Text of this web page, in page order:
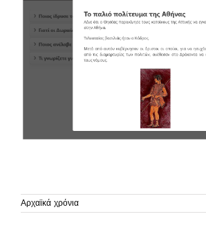
Αρχαϊκά χρόνια